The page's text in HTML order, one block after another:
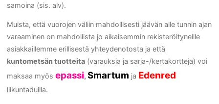
samoina (sis. alv).
Muista, että vuorojen väliin mahdollisesti jäävän alle tunnin ajan
varaaminen on mahdollista jo aikaisemmin rekisteröityneille
asiakkaillemme erillisestä yhteydenotosta jaettä
kuntometsän tuotteita (varauksia ja sarja-/kertakortteja) voi
maksaa myösepassi,Smartum ja Edenred
liikuntaduilla.